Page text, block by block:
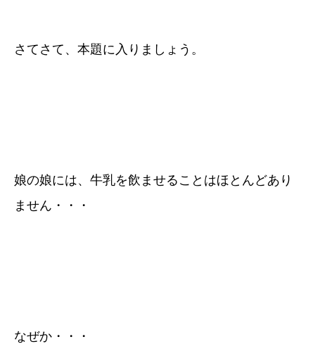
さてさて、本題に入りましょう。
娘の娘には、牛乳を飲ませることはほとんどあり
ません・・・
なぜか・・・